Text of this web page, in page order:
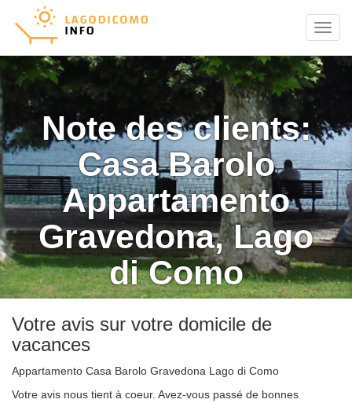
Menu
Note des clients:
Casa Barolo
Appartamento
Gravedona, Lago
di Como
Votre avis sur votre domicile de
vacances
Appartamento Casa Barolo Gravedona Lago di Como
Votre avis nous tient à coeur. Avez-vous passé de bonnes